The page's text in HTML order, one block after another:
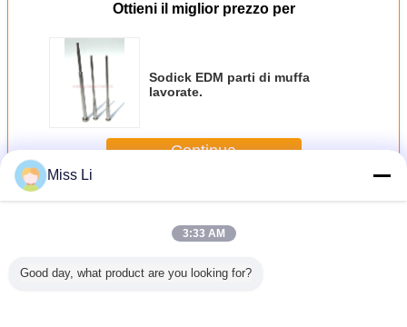
Ottieni il miglior prezzo per
Sodick EDM parti di muffa
lavorate.
Continua
PiùParti di plastica della muffa
Miss Li
3:33 AM
Good day, what product are you looking for?